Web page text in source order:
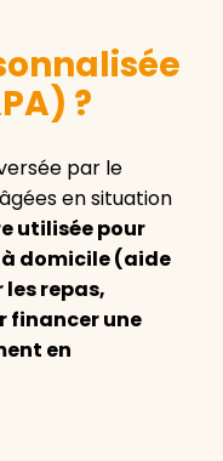
?
par le
en situation
utilisée pour
à domicile (aide
repas,
financer une
en